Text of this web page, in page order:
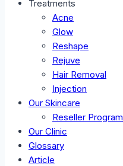
Treatments
Acne
Glow
Reshape
Rejuve
Hair Removal
Injection
Our Skincare
Reseller Program
Our Clinic
Glossary
Article